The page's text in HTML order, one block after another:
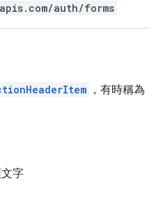
auth/forms
，有時稱為
字